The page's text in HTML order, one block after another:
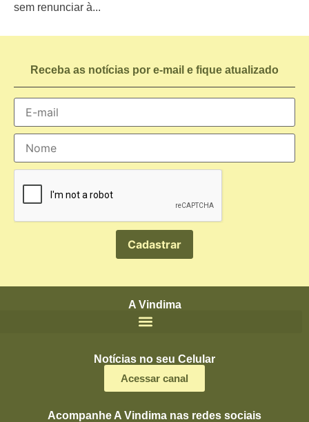
sem renunciar à...
Receba as notícias por e-mail e fique atualizado
A Vindima
Notícias no seu Celular
Acessar canal
Acompanhe A Vindima nas redes sociais